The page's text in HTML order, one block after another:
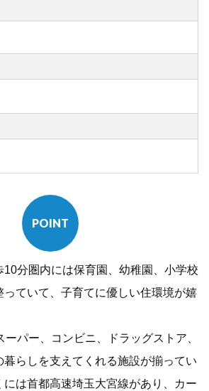
POINT
10分圏内には保育園、幼稚園、小学校
っていて、子育てに優しい住環境が嬉
パー、コンビニ、ドラッグストア、
らしを支えてくれる施設が揃ってい
には首都高速埼玉大宮線があり、カー